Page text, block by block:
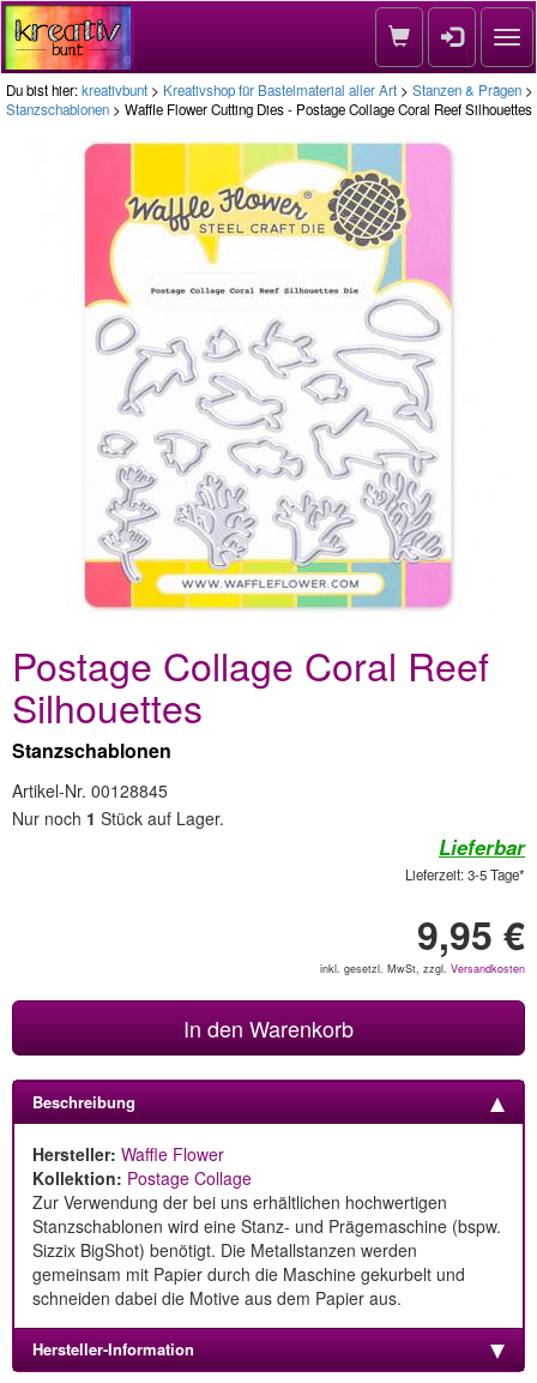
Du bist hier:kreativbunt > Kreativshop für Bastelmaterial aller Art > Stanzen & Prägen >
Stanzschablonen > Waffle Flower Cutting Dies - Postage Collage Coral Reef Silhouettes
Postage Collage Coral Reef
Silhouettes
Stanzschablonen
Artikel-Nr. 00128845
Nur noch 1 Stück auf Lager.
Lieferbar
Lieferzeit: 3-5 Tage*
9,95 €
inkl. gesetzl. MwSt, zzgl. Versandkosten
In den Warenkorb
Beschreibung
Hersteller: Waffle Flower
Kollektion: Postage Collage
Zur Verwendung der bei uns erhältlichen hochwertigen
Stanzschablonen wird eine Stanz- und Prägemaschine (bspw.
Sizzix BigShot) benötigt. Die Metallstanzen werden
gemeinsam mit Papier durch die Maschine gekurbelt und
schneiden dabei die Motive aus dem Papier aus.
Hersteller-Information